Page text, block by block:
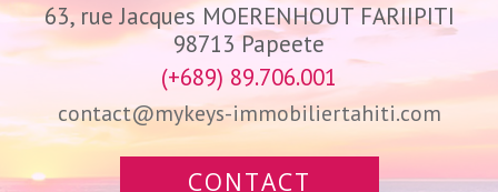
63, rue Jacques MOERENHOUT FARIIPITI
98713 Papeete
(+689) 89.706.001
contact@mykeys-immobiliertahiti.com
CONTACT